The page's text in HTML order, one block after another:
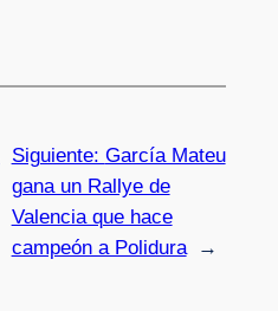
Siguiente: García Mateu
gana un Rallye de
Valencia que hace
campeón a Polidura
→